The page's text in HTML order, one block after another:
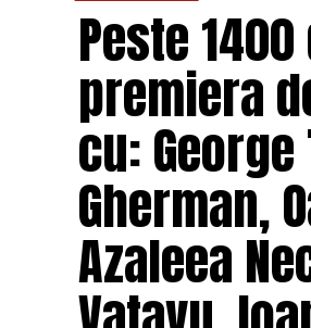
Peste
premiera
cu:
Gherman,
Azaleea